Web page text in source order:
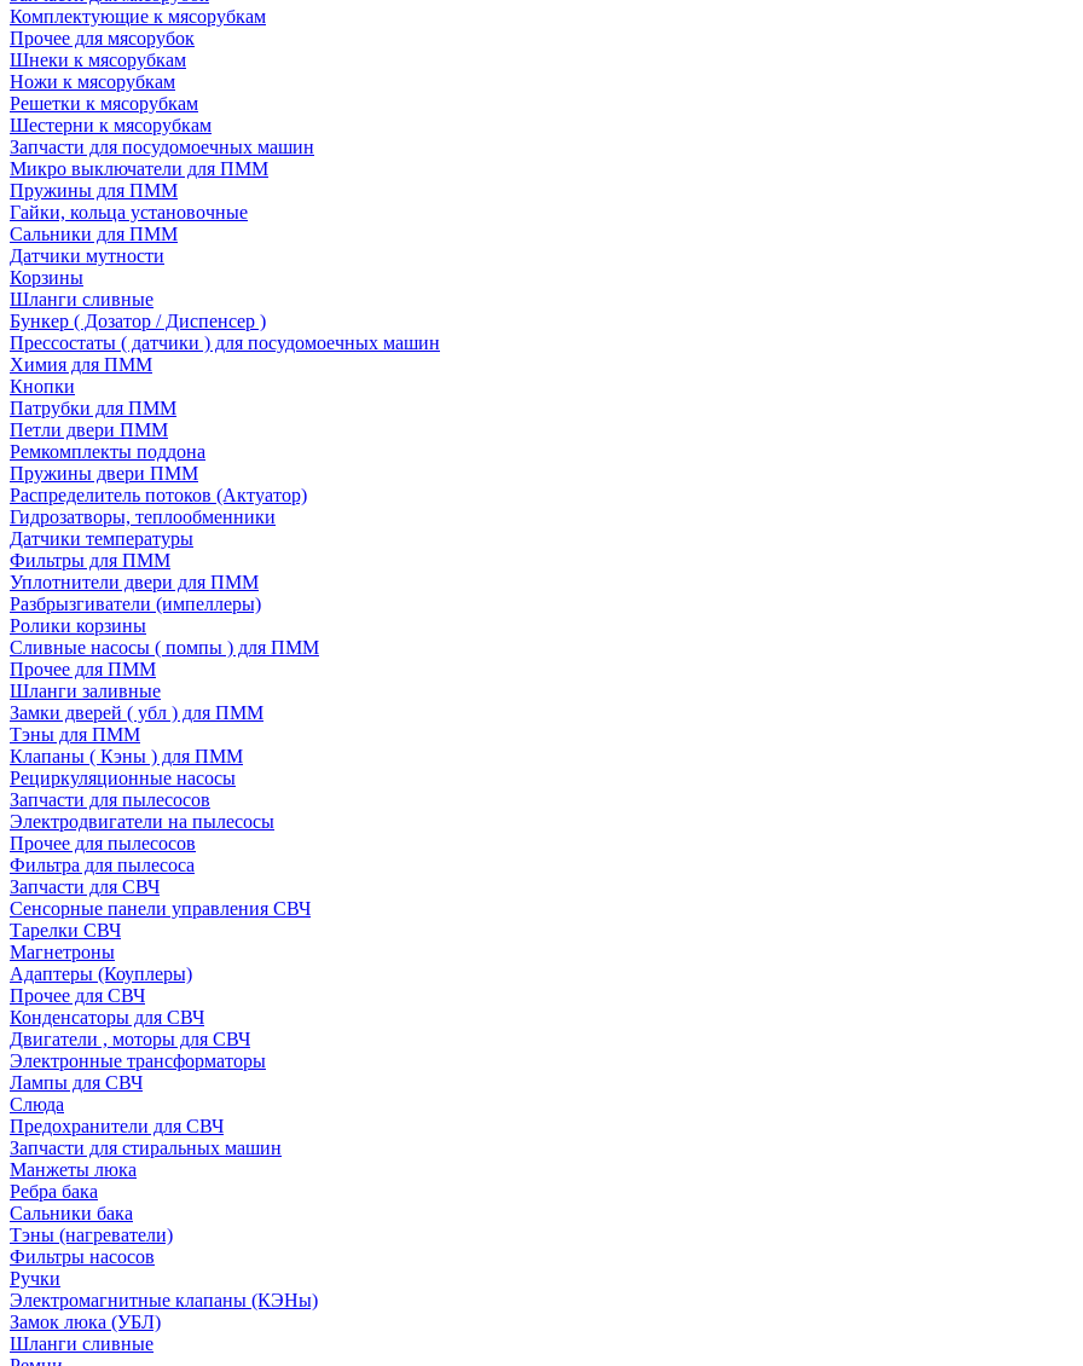
Комплектующие к мясорубкам
Прочее для мясорубок
Шнеки к мясорубкам
Ножи к мясорубкам
Решетки к мясорубкам
Шестерни к мясорубкам
Запчасти для посудомоечных машин
Микро выключатели для ПММ
Пружины для ПММ
Гайки, кольца установочные
Сальники для ПММ
Датчики мутности
Корзины
Шланги сливные
Бункер ( Дозатор / Диспенсер )
Прессостаты ( датчики ) для посудомоечных машин
Химия для ПММ
Кнопки
Патрубки для ПММ
Петли двери ПММ
Ремкомплекты поддона
Пружины двери ПММ
Распределитель потоков (Актуатор)
Гидрозатворы, теплообменники
Датчики температуры
Фильтры для ПММ
Уплотнители двери для ПММ
Разбрызгиватели (импеллеры)
Ролики корзины
Сливные насосы ( помпы ) для ПММ
Прочее для ПММ
Шланги заливные
Замки дверей ( убл ) для ПММ
Тэны для ПММ
Клапаны ( Кэны ) для ПММ
Рециркуляционные насосы
Запчасти для пылесосов
Электродвигатели на пылесосы
Прочее для пылесосов
Фильтра для пылесоса
Запчасти для СВЧ
Сенсорные панели управления СВЧ
Тарелки СВЧ
Магнетроны
Адаптеры (Коуплеры)
Прочее для СВЧ
Конденсаторы для СВЧ
Двигатели , моторы для СВЧ
Электронные трансформаторы
Лампы для СВЧ
Слюда
Предохранители для СВЧ
Запчасти для стиральных машин
Манжеты люка
Ребра бака
Сальники бака
Тэны (нагреватели)
Фильтры насосов
Ручки
Электромагнитные клапаны (КЭНы)
Замок люка (УБЛ)
Шланги сливные